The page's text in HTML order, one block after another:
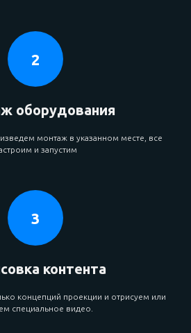
оборудования
монтаж в указанном месте, все
и запустим
контента
концепций проекции и отрисуем или
специальное видео.